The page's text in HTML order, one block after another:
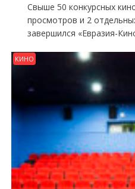
Свыше 50 конкурсных
просмотров и 2
завершился «Евразия-
КИНО